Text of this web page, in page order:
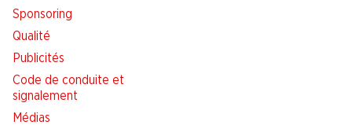
Sponsoring
Qualité
Publicités
Code de conduite et
signalement
Médias